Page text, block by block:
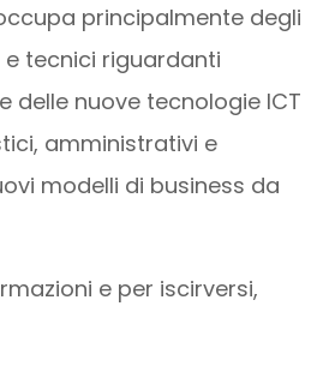
principalmente degli
tecnici riguardanti
delle nuove tecnologie ICT
amministrativi e
modelli di business da
e per iscirversi,